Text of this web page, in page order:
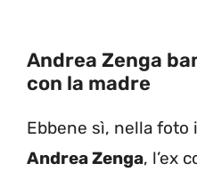
Andrea Zenga
con la madre
Ebbene sì, nella foto
Andrea Zenga, l’ex